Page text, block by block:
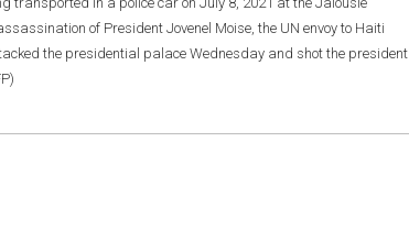
of President Jovenel Moise, the UN envoy to Haiti
the presidential palace Wednesday and shot the president